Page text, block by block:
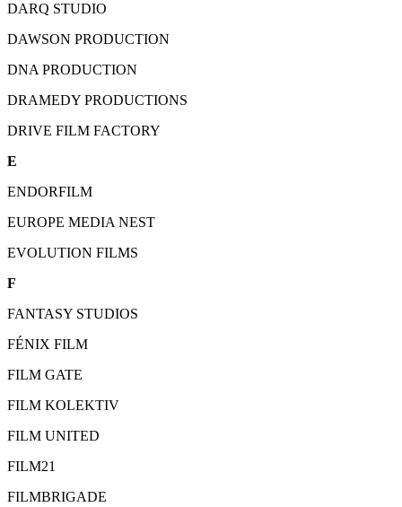
DARQ STUDIO
DAWSON PRODUCTION
DNA PRODUCTION
DRAMEDY PRODUCTIONS
DRIVE FILM FACTORY
E
ENDORFILM
EUROPE MEDIA NEST
EVOLUTION FILMS
F
FANTASY STUDIOS
FÉNIX FILM
FILM GATE
FILM KOLEKTIV
FILM UNITED
FILM21
FILMBRIGADE